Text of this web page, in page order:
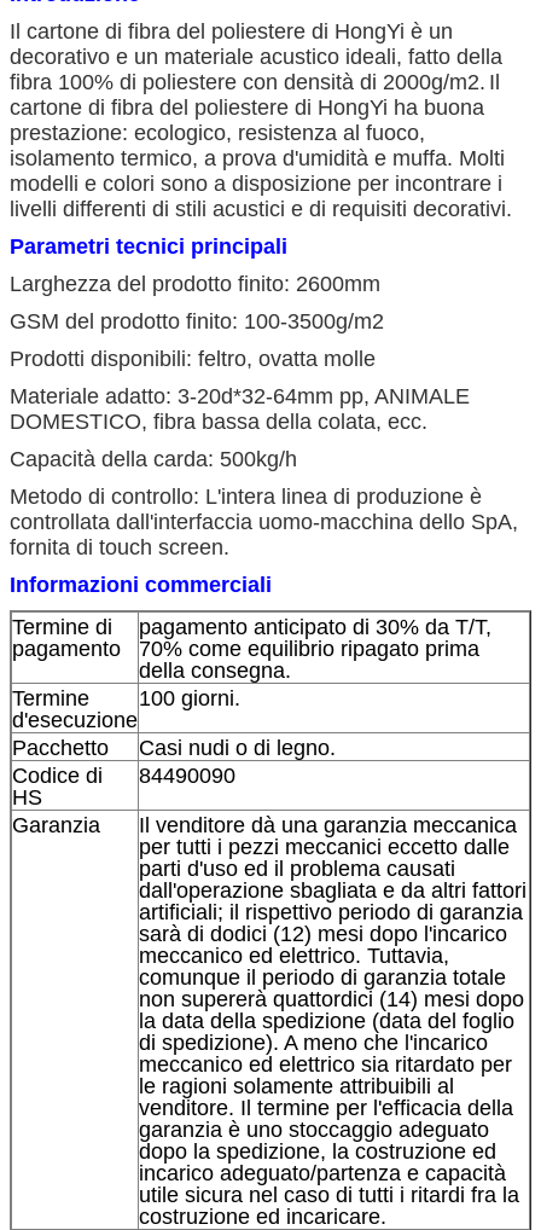
Il cartone di fibra del poliestere di HongYi è un
decorativo e un materiale acustico ideali, fatto della
fibra 100% di poliestere con densità di 2000g/m2. Il
cartone di fibra del poliestere di HongYi ha buona
prestazione: ecologico, resistenza al fuoco,
isolamento termico, a prova d'umidità e muffa. Molti
modelli e colori sono a disposizione per incontrare i
livelli differenti di stili acustici e di requisiti decorativi.
Parametri tecnici principali
Larghezza del prodotto finito: 2600mm
GSM del prodotto finito: 100-3500g/m2
Prodotti disponibili: feltro, ovatta molle
Materiale adatto: 3-20d*32-64mm pp, ANIMALE
DOMESTICO, fibra bassa della colata, ecc.
Capacità della carda: 500kg/h
Metodo di controllo: L'intera linea di produzione è
controllata dall'interfaccia uomo-macchina dello SpA,
fornita di touch screen.
Informazioni commerciali
Termine di
pagamento
pagamento anticipato di 30% da T/T,
70% come equilibrio ripagato prima
della consegna.
Termine
d'esecuzione
100 giorni.
Pacchetto
Casi nudi o di legno.
Codice di
HS
84490090
Garanzia
Il venditore dà una garanzia meccanica
per tutti i pezzi meccanici eccetto dalle
parti d'uso ed il problema causati
dall'operazione sbagliata e da altri fattori
artificiali; il rispettivo periodo di garanzia
sarà di dodici (12) mesi dopo l'incarico
meccanico ed elettrico. Tuttavia,
comunque il periodo di garanzia totale
non supererà quattordici (14) mesi dopo
la data della spedizione (data del foglio
di spedizione). A meno che l'incarico
meccanico ed elettrico sia ritardato per
le ragioni solamente attribuibili al
venditore. Il termine per l'efficacia della
garanzia è uno stoccaggio adeguato
dopo la spedizione, la costruzione ed
incarico adeguato/partenza e capacità
utile sicura nel caso di tutti i ritardi fra la
costruzione ed incaricare.